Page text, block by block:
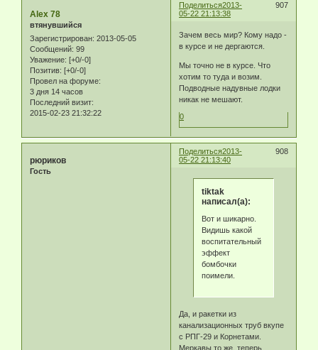
Поделиться 907
2013-
05-22 21:13:38
Alex 78
втянувшийся
Зарегистрирован: 2013-05-05
Сообщений: 99
Уважение: [+0/-0]
Позитив: [+0/-0]
Провел на форуме:
3 дня 14 часов
Последний визит:
2015-02-23 21:32:22
Зачем весь мир? Кому надо -
в курсе и не дергаются.
Мы точно не в курсе. Что
хотим то туда и возим.
Подводные надувные лодки
никак не мешают.
0
Поделиться 908
2013-
05-22 21:13:40
рюриков
Гость
tiktak
написал(а):
Вот и шикарно.
Видишь какой
воспитательный
эффект
бомбочки
поимели.
Да, и ракетки из
канализационных труб вкупе
с РПГ-29 и Корнетами.
Меркавы то же, теперь